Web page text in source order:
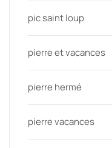
pic saint loup
pierre et vacances
pierre hermé
pierre vacances